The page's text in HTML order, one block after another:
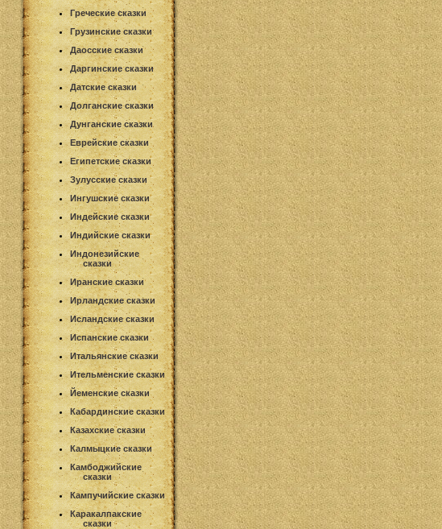
Греческие сказки
Грузинские сказки
Даосские сказки
Даргинские сказки
Датские сказки
Долганские сказки
Дунганские сказки
Еврейские сказки
Египетские сказки
Зулусские сказки
Ингушские сказки
Индейские сказки
Индийские сказки
Индонезийские
сказки
Иранские сказки
Ирландские сказки
Исландские сказки
Испанские сказки
Итальянские сказки
Ительменские сказки
Йеменские сказки
Кабардинские сказки
Казахские сказки
Калмыцкие сказки
Камбоджийские
сказки
Кампучийские сказки
Каракалпакские
сказки